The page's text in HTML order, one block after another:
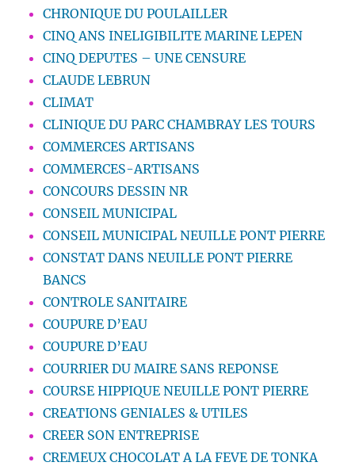
CHRONIQUE DU POULAILLER
CINQ ANS INELIGIBILITE MARINE LEPEN
CINQ DEPUTES – UNE CENSURE
CLAUDE LEBRUN
CLIMAT
CLINIQUE DU PARC CHAMBRAY LES TOURS
COMMERCES ARTISANS
COMMERCES-ARTISANS
CONCOURS DESSIN NR
CONSEIL MUNICIPAL
CONSEIL MUNICIPAL NEUILLE PONT PIERRE
CONSTAT DANS NEUILLE PONT PIERRE
BANCS
CONTROLE SANITAIRE
COUPURE D’EAU
COUPURE D’EAU
COURRIER DU MAIRE SANS REPONSE
COURSE HIPPIQUE NEUILLE PONT PIERRE
CREATIONS GENIALES & UTILES
CREER SON ENTREPRISE
CREMEUX CHOCOLAT A LA FEVE DE TONKA